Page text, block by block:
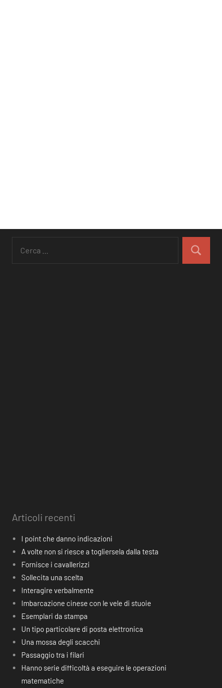
Articoli recenti
I point che danno indicazioni
A volte non si riesce a togliersela dalla testa
Fornisce i cavallerizzi
Sollecita una scelta
Interagire verbalmente
Imbarcazione cinese con le vele di stuoie
Esemplari da stampa
Un tipo particolare di posta elettronica
Una mossa degli scacchi
Passaggio tra i filari
Hanno serie difficoltà a eseguire le operazioni
matematiche